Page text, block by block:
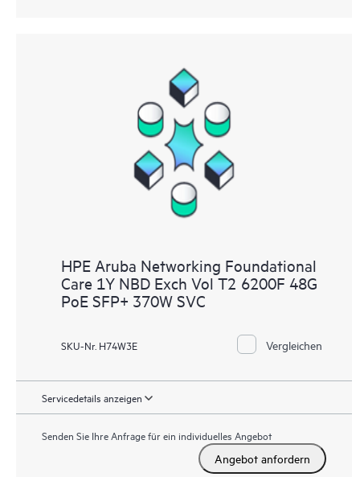
HPE Aruba Networking Foundational
Care 1Y NBD Exch Vol T2 6200F 48G
PoE SFP+ 370W SVC
SKU-Nr. H74W3E Vergleichen
Servicedetails anzeigen
Senden Sie Ihre Anfrage für ein individuelles Angebot
Angebot anfordern